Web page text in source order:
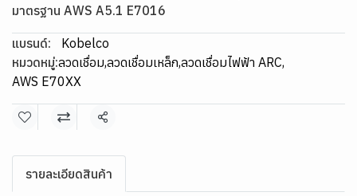
มาตรฐาน AWS A5.1 E7016
แบรนด์:
Kobelco
หมวดหมู่:ลวดเชื่อม,ลวดเชื่อมเหล็ก,ลวดเชื่อมไฟฟ้า ARC,
AWS E70XX
แชร์
รายละเอียดสินค้า